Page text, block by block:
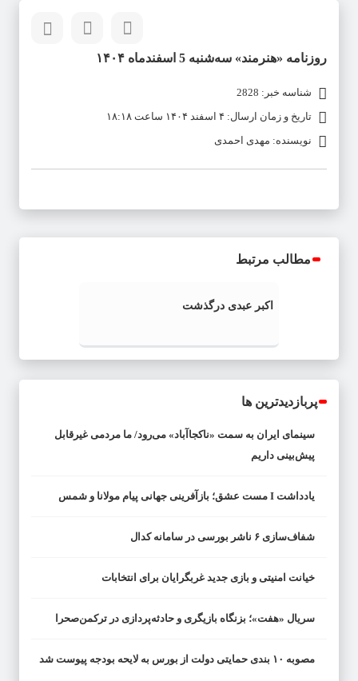
روزنامه «هنرمند» سه‌شنبه 5 اسفند‌ماه ۱۴۰۴
شناسه خبر: 2828
تاریخ و زمان ارسال: ۴ اسفند ۱۴۰۴ ساعت ۱۸:۱۸
نویسنده: مهدی احمدی
مطالب مرتبط
اکبر عبدی درگذشت
پربازدیدترین ها
سینمای ایران به سمت «ناکجاآباد» می‌رود/ ما مردمی غیرقابل
پیش‌بینی داریم
یادداشت I مست عشق؛ بازآفرینی جهانی پیام مولانا و شمس
شفاف‌سازی ۶ ناشر بورسی در سامانه کدال
خیانت امنیتی و بازی جدید غربگرایان برای انتخابات
سریال «هفت»؛ بزنگاه بازیگری و حادثه‌پردازی در ترکمن‌صحرا
مصوبه ۱۰ بندی حمایتی دولت از بورس به لایحه بودجه پیوست شد